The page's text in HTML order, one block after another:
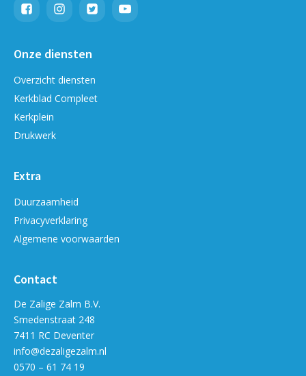
Onze diensten
Overzicht diensten
Kerkblad Compleet
Kerkplein
Drukwerk
Extra
Duurzaamheid
Privacyverklaring
Algemene voorwaarden
Contact
De Zalige Zalm B.V.
Smedenstraat 248
7411 RC Deventer
info@dezaligezalm.nl
0570 – 61 74 19